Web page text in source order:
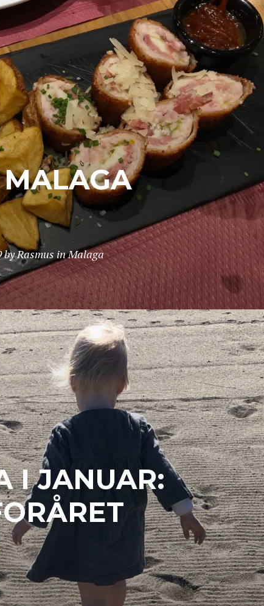
byRasmus inMalaga
I JANUAR: